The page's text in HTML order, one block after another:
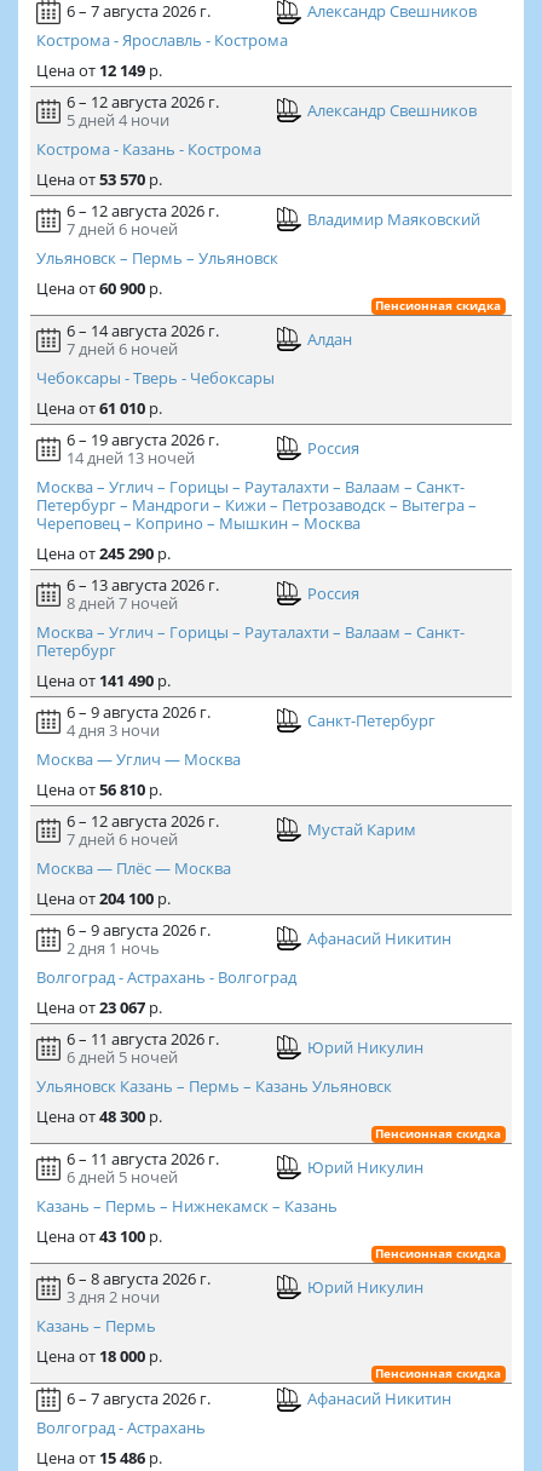
6 – 7 августа 2026 г.
Александр Свешников
Кострома - Ярославль - Кострома
Ценаот 12 149р.
6 – 12 августа 2026 г.
5 дней 4 ночи
Александр Свешников
Кострома - Казань - Кострома
Ценаот53 570р.
6 – 12 августа 2026 г.
7 дней 6 ночей
Владимир Маяковский
Ульяновск – Пермь – Ульяновск
Ценаот60 900р.
Пенсионная скидка
6 – 14 августа 2026 г.
7 дней 6 ночей
Алдан
Чебоксары - Тверь - Чебоксары
Ценаот61 010р.
6 – 19 августа 2026 г.
14 дней 13 ночей
Россия
Москва – Углич – Горицы – Рауталахти – Валаам – Санкт-
Петербург – Мандроги – Кижи – Петрозаводск – Вытегра –
Череповец – Коприно – Мышкин – Москва
Ценаот245 290р.
6 – 13 августа 2026 г.
8 дней 7 ночей
Россия
Москва – Углич – Горицы – Рауталахти – Валаам – Санкт-
Петербург
Ценаот 141 490р.
6 – 9 августа 2026 г.
4 дня 3 ночи
Санкт-Петербург
Москва — Углич — Москва
Ценаот56 810р.
6 – 12 августа 2026 г.
7 дней 6 ночей
Мустай Карим
Москва — Плёс — Москва
Ценаот204 100р.
6 – 9 августа 2026 г.
2 дня 1 ночь
Афанасий Никитин
Волгоград - Астрахань - Волгоград
Ценаот23 067р.
6 – 11 августа 2026 г.
6 дней 5 ночей
Юрий Никулин
Ульяновск Казань – Пермь – Казань Ульяновск
Ценаот48 300р.
Пенсионная скидка
6 – 11 августа 2026 г.
6 дней 5 ночей
Юрий Никулин
Казань – Пермь – Нижнекамск – Казань
Ценаот43 100р.
Пенсионная скидка
6 – 8 августа 2026 г.
3 дня 2 ночи
Юрий Никулин
Казань – Пермь
Ценаот 18 000р.
Пенсионная скидка
6 – 7 августа 2026 г.
Афанасий Никитин
Волгоград - Астрахань
Ценаот 15 486р.